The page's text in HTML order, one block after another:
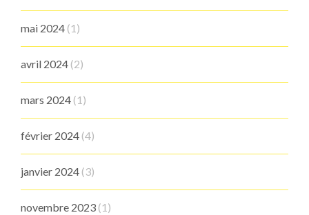
mai 2024 (1)
avril 2024 (2)
mars 2024 (1)
février 2024 (4)
janvier 2024 (3)
novembre 2023 (1)